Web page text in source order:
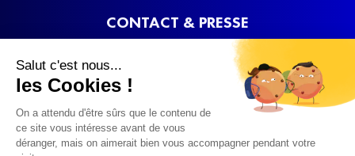
Salut c'est nous...
les Cookies !
On a attendu d'être sûrs que le contenu de
ce site vous intéresse avant de vous
déranger, mais on aimerait bien vous accompagner pendant votre
CONTACT & PRESSE